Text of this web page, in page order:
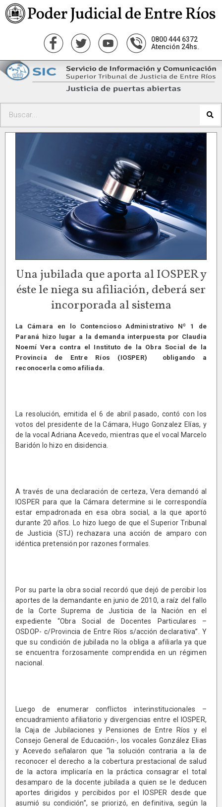
0800 444 6372
Atención 24hs.
Una jubilada que aporta al IOSPER y
éste le niega su afiliación, deberá ser
incorporada al sistema
La Cámara en lo Contencioso Administrativo Nº 1 de
Paraná hizo lugar a la demanda interpuesta por Claudia
Noemí Vera contra el Instituto de la Obra Social de la
Provincia de Entre Ríos (IOSPER) obligando a
reconocerla como afiliada.
La resolución, emitida el 6 de abril pasado, contó con los
votos del presidente de la Cámara, Hugo Gonzalez Elías, y
de la vocal Adriana Acevedo, mientras que el vocal Marcelo
Baridón lo hizo en disidencia.
A través de una declaración de certeza, Vera demandó al
IOSPER para que la Cámara determine si le correspondía
estar empadronada en esa obra social, a la que aportó
durante 20 años. Lo hizo luego de que el Superior Tribunal
de Justicia (STJ) rechazara una acción de amparo con
idéntica pretensión por razones formales.
Por su parte la obra social recordó que dejó de percibir los
aportes de la demandante en junio de 2010, a raíz del fallo
de la Corte Suprema de Justicia de la Nación en el
expediente “Obra Social de Docentes Particulares –
OSDOP- c/Provincia de Entre Ríos s/acción declarativa”. Y
que su condición de jubilada no la obliga a afiliarla ya que
se encuentra forzosamente comprendida en un régimen
nacional.
Luego de enumerar conflictos interinstitucionales –
encuadramiento afiliatorio y divergencias entre el IOSPER,
la Caja de Jubilaciones y Pensiones de Entre Ríos y el
Consejo General de Educación-, los vocales González Elias
y Acevedo señalaron que “la solución contraria a la de
reconocer el derecho a la cobertura prestacional de salud
de la actora implicaría en la práctica consagrar el total
desamparo de la docente jubilada a quien se le deducen
aportes dirigidos y percibidos por el IOSPER desde que
asumió su condición”, se priorizó, en definitiva, según la